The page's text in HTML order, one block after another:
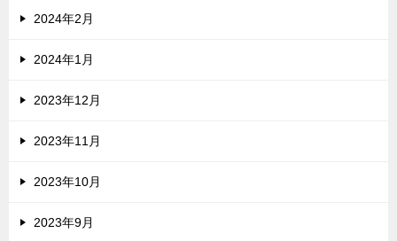
2024年2月
2024年1月
2023年12月
2023年11月
2023年10月
2023年9月